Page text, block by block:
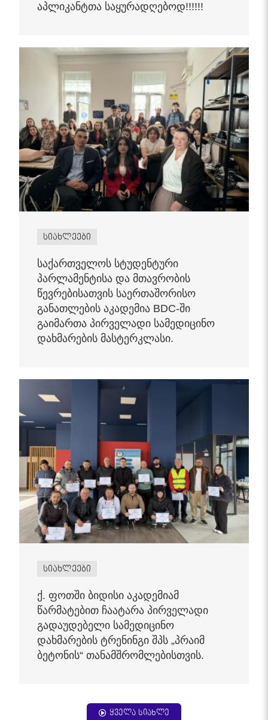
აპლიკანტთა საყურადღებოდ!!!!!!
სიახლეები
საქართველოს სტუდენტური
პარლამენტისა და მთავრობის
წევრებისათვის საერთაშორისო
განათლების აკადემია BDC-ში
გაიმართა პირველადი სამედიცინო
დახმარების მასტერკლასი.
სიახლეები
ქ. ფოთში ბიდისი აკადემიამ
წარმატებით ჩაატარა პირველადი
გადაუდებელი სამედიცინო
დახმარების ტრენინგი შპს „პრაიმ
ბეტონის“ თანამშრომლებისთვის.
ყველა სიახლე